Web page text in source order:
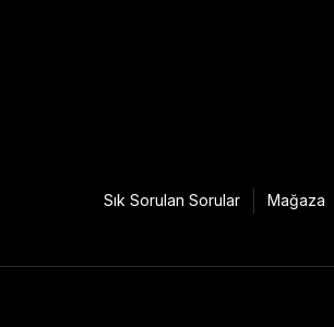
Sık Sorulan Sorular Mağaza